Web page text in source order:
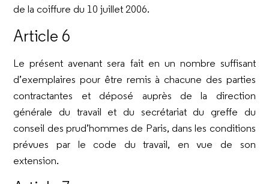
de la coiffure du 10 juillet 2006.
Article 6
Le présent avenant sera fait en un nombre suffisant
d’exemplaires pour être remis à chacune des parties
contractantes et déposé auprès de la direction
générale du travail et du secrétariat du greffe du
conseil des prud’hommes de Paris, dans les conditions
prévues par le code du travail, en vue de son
extension.